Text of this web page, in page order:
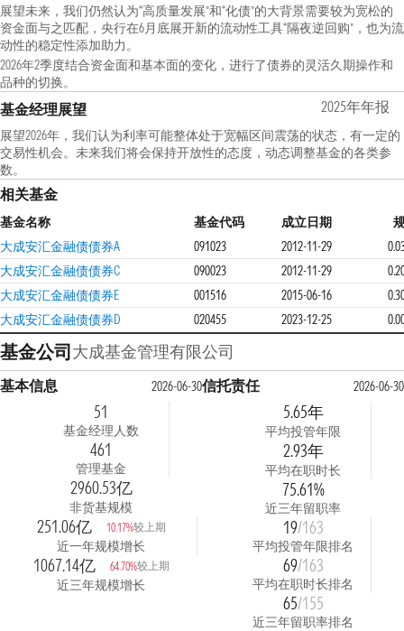
展望未来，我们仍然认为“高质量发展”和“化债”的大背景需要较为宽松的
资金面与之匹配，央行在6月底展开新的流动性工具“隔夜逆回购”，也为流
动性的稳定性添加助力。
2026年2季度结合资金面和基本面的变化，进行了债券的灵活久期操作和
品种的切换。
基金经理展望 2025年年报
展望2026年，我们认为利率可能整体处于宽幅区间震荡的状态，有一定的
交易性机会。未来我们将会保持开放性的态度，动态调整基金的各类参
数。
相关基金
基金名称 基金代码 成立日期
大成安汇金融债债券A
091023 2012-11-29
大成安汇金融债债券C
090023 2012-11-29
大成安汇金融债债券E
001516 2015-06-16
大成安汇金融债债券D
020455 2023-12-25
基金公司大成基金管理有限公司
基本信息 2026-06-30
51
基金经理人数
461
管理基金
2960.53亿
非货基规模
251.06亿 10.17%较上期
近一年规模增长
1067.14亿 64.70%较上期
近三年规模增长
信托责任 2026-06-30
5.65年
平均投管年限
2.93年
平均在职时长
75.61%
近三年留职率
19/163
平均投管年限排名
69/163
平均在职时长排名
65/155
近三年留职率排名